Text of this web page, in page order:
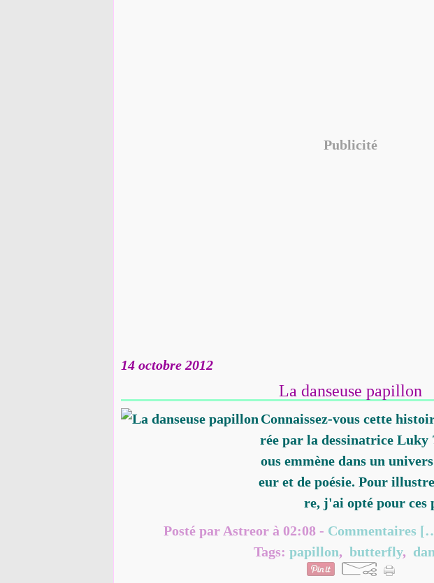
Publicité
14 octobre 2012
La danseuse papillon
Connaissez-vous cette
rée par la dessinatrice Luky
ous emmène dans un
eur et de poésie. Pour
re, j'ai opté pour ces
Posté par Astreor à 02:08 - Commentaires [
Tags: papillon, butterfly,